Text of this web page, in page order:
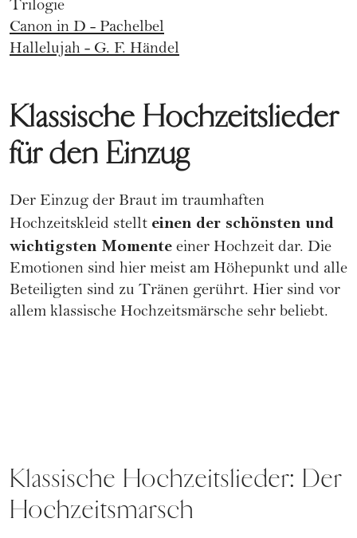
Trilogie
Canon in D - Pachelbel
Hallelujah - G. F. Händel
Klassische Hochzeitslieder
für den Einzug
Der Einzug der Braut im traumhaften
Hochzeitskleid stellt einen der schönsten und
wichtigsten Momente einer Hochzeit dar. Die
Emotionen sind hier meist am Höhepunkt und alle
Beteiligten sind zu Tränen gerührt. Hier sind vor
allem klassische Hochzeitsmärsche sehr beliebt.
Klassische Hochzeitslieder: Der
Hochzeitsmarsch